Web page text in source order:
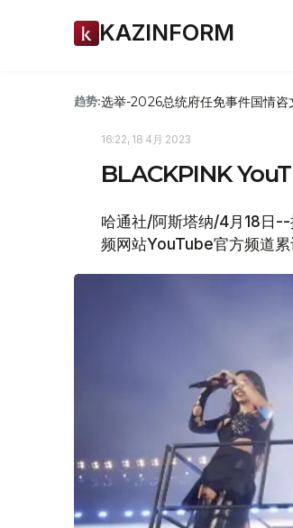
KAZINFORM
趋势:选举-2026总统府任免事件国情咨
16:22, 18 4月 2023
BLACKPINK
哈通社/阿斯塔纳/4月18日--
频网站YouTube官方频道累